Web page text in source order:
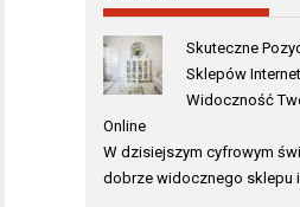
Skuteczne
Sklepów
Widoczność
Online
W dzisiejszym cyfrowym
dobrze widocznego sklepu